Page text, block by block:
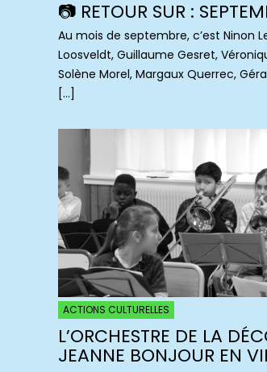
📷 RETOUR SUR :
Au mois de septembre, c’est Ninon
Loosveldt, Guillaume Gesret,
Solène Morel, Margaux Querrec,
[…]
ACTIONS CULTURELLES
L’ORCHESTRE DE LA
JEANNE BONJOUR EN